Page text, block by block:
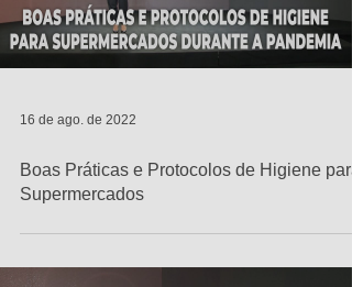
16 de ago. de 2022
Boas Práticas e Protocolos de Higiene para
Supermercados